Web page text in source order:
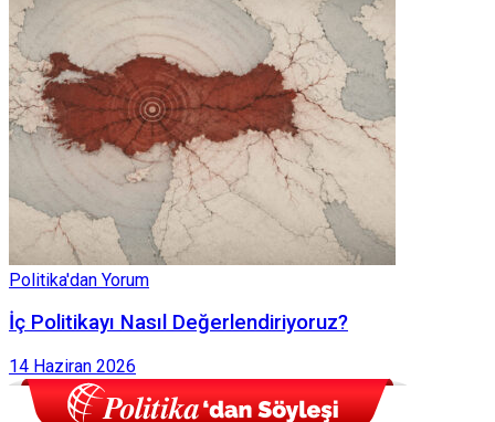
Politika'dan Yorum
İç Politikayı Nasıl Değerlendiriyoruz?
14 Haziran 2026